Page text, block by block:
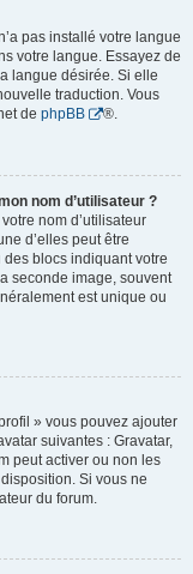
pas installé votre langue
votre langue. Essayez de
langue désirée. Si elle
traduction. Vous
de phpBB ®.
nom d’utilisateur ?
nom d’utilisateur
d’elles peut être
blocs indiquant votre
seconde image, souvent
est unique ou
» vous pouvez ajouter
suivantes : Gravatar,
peut activer ou non les
Si vous ne
du forum.